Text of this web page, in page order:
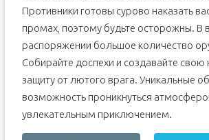
Противники готовы сурово наказать
промах, поэтому будьте осторожны. В
распоряжении большое количество
Собирайте доспехи и создавайте
защиту от лютого врага. Уникальные
возможность проникнуться
увлекательным приключением.